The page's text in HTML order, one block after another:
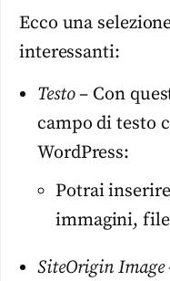
Ecco una
interessanti:
Testo– Con
campo di testo
WordPress:
Potrai
immagini,
SiteOrigin Image